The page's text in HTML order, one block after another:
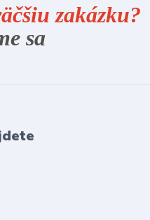
zakázku?
sa